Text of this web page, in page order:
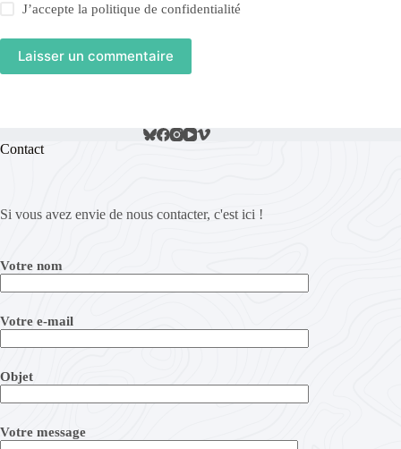
J’accepte lapolitique de confidentialité
Laisser un commentaire
Contact
Si vous avez envie de nous contacter, c'est ici !
Votre nom
Votre e-mail
Objet
Votre message